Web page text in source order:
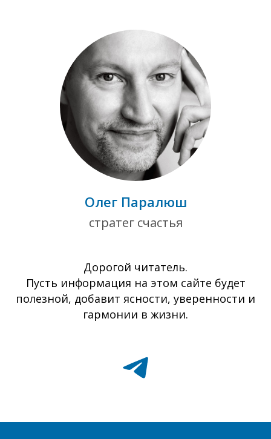
Олег Паралюш
стратег счастья
Дорогой читатель.
Пусть информация на этом сайте будет
полезной, добавит ясности, уверенности и
гармонии в жизни.